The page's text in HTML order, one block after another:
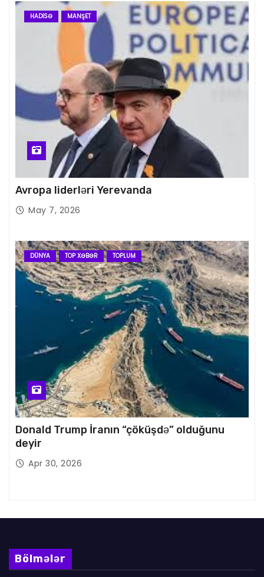
HADISƏ MANŞET
Avropa liderləri Yerevanda
May 7, 2026
DÜNYA TOP XƏBƏR TOPLUM
Donald Trump İranın “çöküşdə” olduğunu
deyir
Apr 30, 2026
Bölmələr